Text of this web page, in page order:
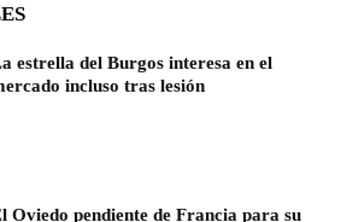
estrella del Burgos interesa en el
incluso tras lesión
Oviedo pendiente de Francia para su